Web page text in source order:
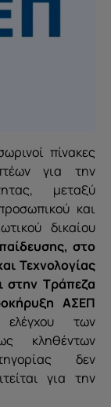
πίνακες
για την
μεταξύ
και
δικαίου
στο
Τεχνολογίας
στην Τράπεζα
ΑΣΕΠ
των
κληθέντων
δεν
για την